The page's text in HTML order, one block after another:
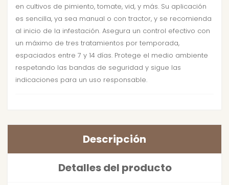
en cultivos de pimiento, tomate, vid, y más. Su aplicación
es sencilla, ya sea manual o con tractor, y se recomienda
al inicio de la infestación. Asegura un control efectivo con
un máximo de tres tratamientos por temporada,
espaciados entre 7 y 14 días. Protege el medio ambiente
respetando las bandas de seguridad y sigue las
indicaciones para un uso responsable.
Descripción
Detalles del producto